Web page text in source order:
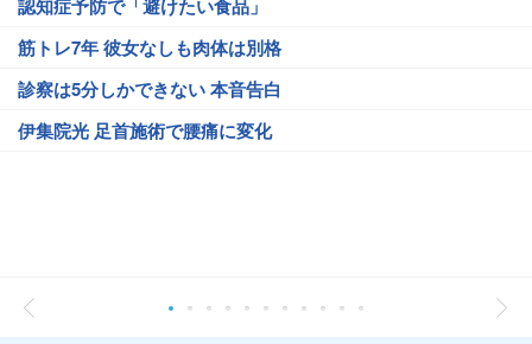
認知症予防で「避けたい食品」
筋トレ7年 彼女なしも肉体は別格
診察は5分しかできない 本音告白
伊集院光 足首施術で腰痛に変化